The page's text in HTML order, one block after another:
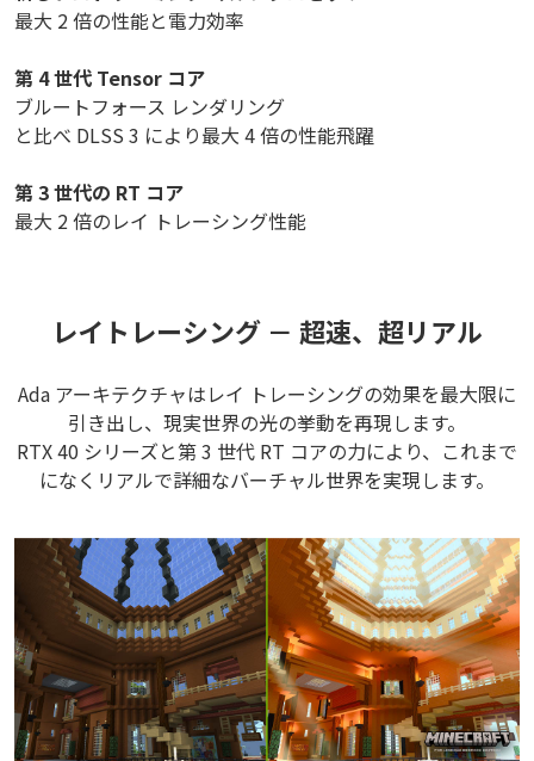
最大 2 倍の性能と電力効率
第 4 世代 Tensor コア
ブルートフォース レンダリング
と比べ DLSS 3 により最大 4 倍の性能飛躍
第 3 世代の RT コア
最大 2 倍のレイ トレーシング性能
レイトレーシング － 超速、超リアル
Ada アーキテクチャはレイ トレーシングの効果を最大限に
引き出し、現実世界の光の挙動を再現します。
RTX 40 シリーズと第 3 世代 RT コアの力により、これまで
になくリアルで詳細なバーチャル世界を実現します。